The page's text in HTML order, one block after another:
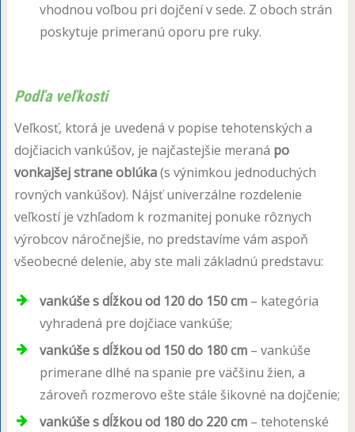
vhodnou voľbou pri dojčení v sede. Z oboch strán
poskytuje primeranú oporu pre ruky.
Podľa veľkosti
Veľkosť, ktorá je uvedená v popise tehotenských a
dojčiacich vankúšov, je najčastejšie meraná po
vonkajšej strane oblúka(s výnimkou jednoduchých
rovných vankúšov). Nájsť univerzálne rozdelenie
veľkostí je vzhľadom k rozmanitej ponuke rôznych
výrobcov náročnejšie, no predstavíme vám aspoň
všeobecné delenie, aby ste mali základnú predstavu:
vankúše s dĺžkou od 120 do 150 cm– kategória
vyhradená pre dojčiace vankúše;
vankúše s dĺžkou od 150 do 180 cm– vankúše
primerane dlhé na spanie pre väčšinu žien, a
zároveň rozmerovo ešte stále šikovné na dojčenie;
vankúše s dĺžkou od 180 do 220 cm– tehotenské